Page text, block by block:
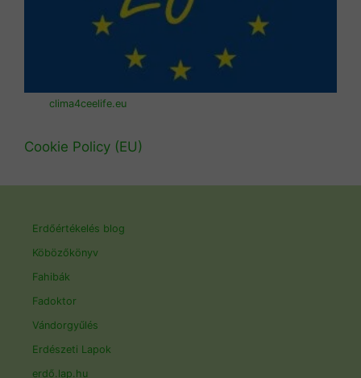
clima4ceelife.eu
Cookie Policy (EU)
Erdőértékelés blog
Köbözőkönyv
Fahibák
Fadoktor
Vándorgyűlés
Erdészeti Lapok
erdő.lap.hu